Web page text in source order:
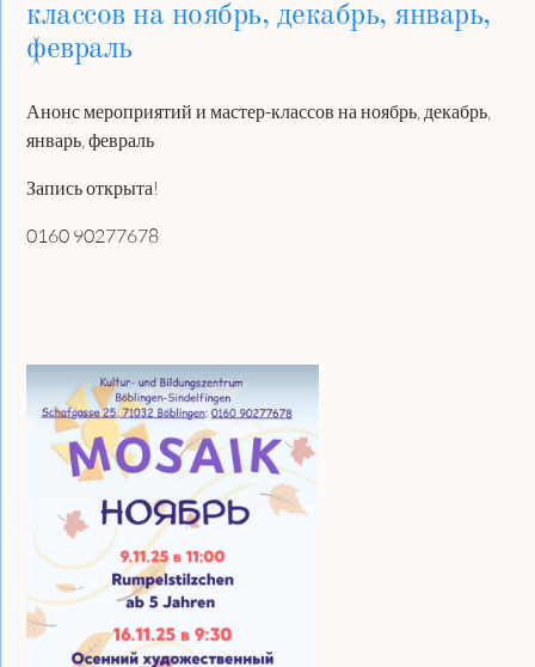
классов на ноябрь, декабрь, январь,
февраль
Анонс мероприятий и мастер-классов на ноябрь, декабрь,
январь, февраль
Запись открыта!
0160 90277678